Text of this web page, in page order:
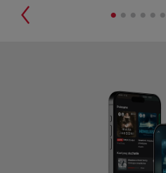
• • • • • •